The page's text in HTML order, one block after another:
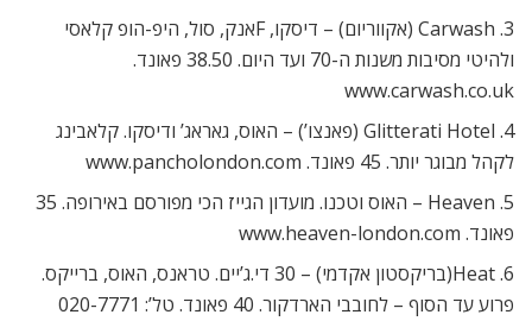
3. Carwash (אקווריום) – דיסקו, Fאנק, סול, היפ-הופ קלאסי
ולהיטי מסיבות משנות ה-70 ועד היום. 38.50 פאונד.
www.carwash.co.uk
4. Glitterati Hotel (פאנצו’) – האוס, גאראג’ ודיסקו. קלאבינג
לקהל מבוגר יותר. 45 פאונד. www.pancholondon.com
5. Heaven – האוס וטכנו. מועדון הגייז הכי מפורסם באירופה. 35
פאונד. www.heaven-london.com
6. Heat(בריקסטון אקדמי) – 30 די.ג’יים. טראנס, האוס, ברייקס.
פרוע עד הסוף – לחובבי הארדקור. 40 פאונד. טל’: 020-7771